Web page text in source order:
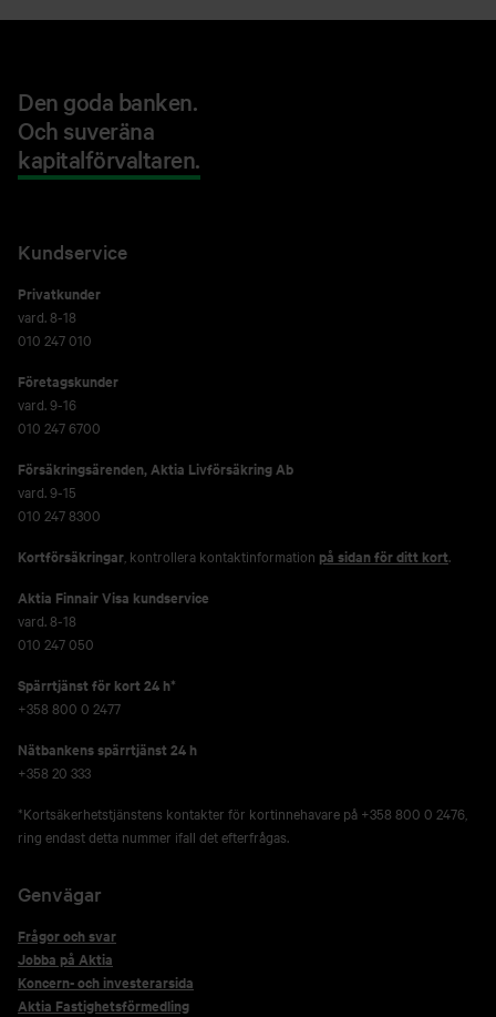
Den goda banken.
Och suveräna
kapitalförvaltaren.
Kundservice
Privatkunder
vard. 8-18
010 247 010
Företagskunder
vard. 9-16
010 247 6700
Försäkringsärenden,Aktia Livförsäkring Ab
vard. 9-15
010 247 8300
Kortförsäkringar , kontrollera kontaktinformation på sidan för ditt kort.
Aktia Finnair Visa kundservice
vard. 8-18
010 247 050
Spärrtjänst för kort 24 h*
+358 800 0 2477
Nätbankens spärrtjänst 24 h
+358 20 333
*Kortsäkerhetstjänstens kontakter för kortinnehavare på +358 800 0 2476,
ring endast detta nummer ifall det efterfrågas.
Genvägar
Frågor och svar
Jobba på Aktia
Koncern- och investerarsida
Aktia Fastighetsförmedling